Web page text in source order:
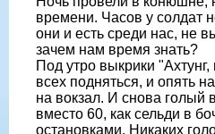
времени. Часов у солдат
они и есть среди нас, не
зачем нам время знать?
Под утро выкрики
всех подняться, и опять
на вокзал. И снова голый
вместо 60, как сельди в
остановками. Никаких